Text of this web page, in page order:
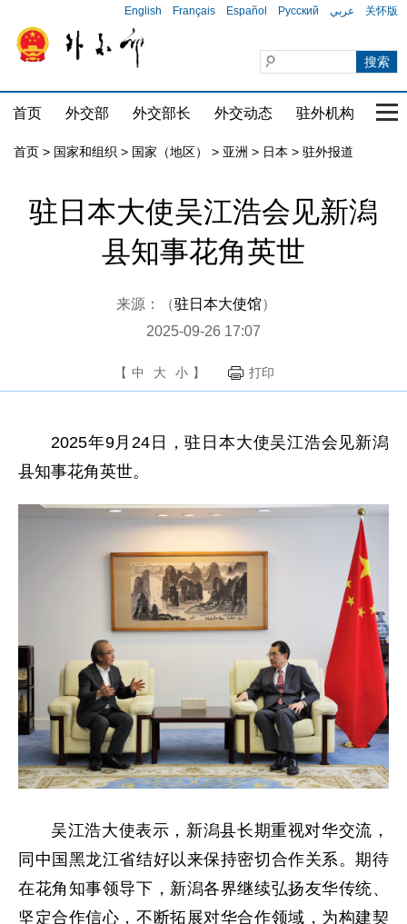
English Français Español Русский عربي 关怀版
首页 外交部 外交部长 外交动态 驻外机构 国
首页 > 国家和组织 > 国家（地区） > 亚洲 > 日本 > 驻外报道
驻日本大使吴江浩会见新潟
县知事花角英世
来源：（驻日本大使馆）
2025-09-26 17:07
【 中 大 小 】 打印
2025年9月24日，驻日本大使吴江浩会见新潟
县知事花角英世。
吴江浩大使表示，新潟县长期重视对华交流，
同中国黑龙江省结好以来保持密切合作关系。期待
在花角知事领导下，新潟各界继续弘扬友华传统、
坚定合作信心，不断拓展对华合作领域，为构建契